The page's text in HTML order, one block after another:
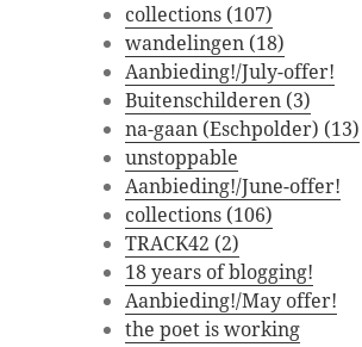
collections (107)
wandelingen (18)
Aanbieding!/July-offer!
Buitenschilderen (3)
na-gaan (Eschpolder) (13)
unstoppable
Aanbieding!/June-offer!
collections (106)
TRACK42 (2)
18 years of blogging!
Aanbieding!/May offer!
the poet is working